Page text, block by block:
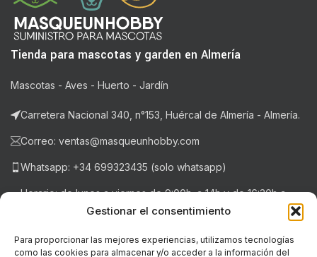
Gestionar el consentimiento
Para proporcionar las mejores experiencias, utilizamos tecnologías
como las cookies para almacenar y/o acceder a la información del
Tienda para mascotas y garden en Almería
Mascotas - Aves - Huerto - Jardín
Carretera Nacional 340, n°153, Huércal de Almería - Almería.
Correo: ventas@masqueunhobby.com
Whatsapp: +34 699323435 (solo whatsapp)
Horario: de lunes a viernes de 9:00h. a 14h y de 16:30h a
20:30h . Sábados de 9:00h a 14:00h.